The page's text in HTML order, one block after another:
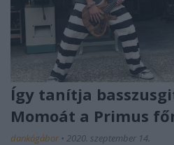
Így tanítja
Momoát a Primus
dankógábor • 2020. szeptember 14.